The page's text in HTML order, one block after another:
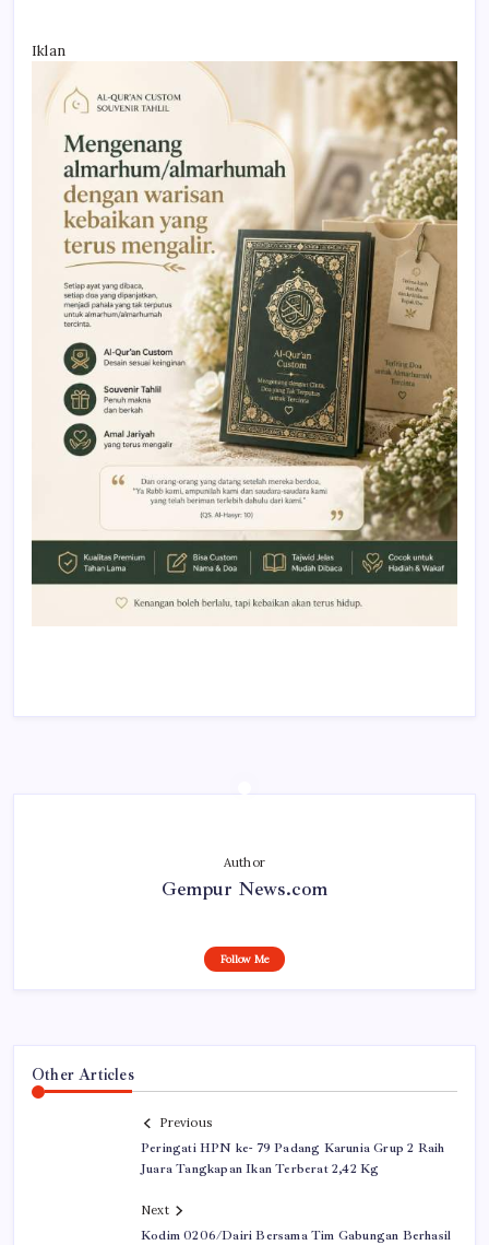
Iklan
Author
Gempur News.com
Follow Me
Other Articles
Previous
Peringati HPN ke- 79 Padang Karunia Grup 2 Raih
Juara Tangkapan Ikan Terberat 2,42 Kg
Next
Kodim 0206/Dairi Bersama Tim Gabungan Berhasil